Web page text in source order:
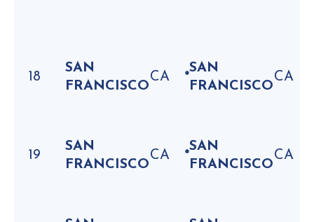
18
SAN
FRANCISCO
CA *
SAN
FRANCISCO
CA
19
SAN
FRANCISCO
CA *
SAN
FRANCISCO
CA